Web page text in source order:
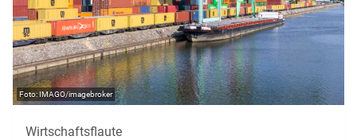
IMAGO/imagebroker
Wirtschaftsflaute